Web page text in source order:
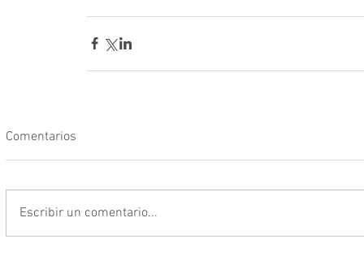
Comentarios
Escribir un comentario...